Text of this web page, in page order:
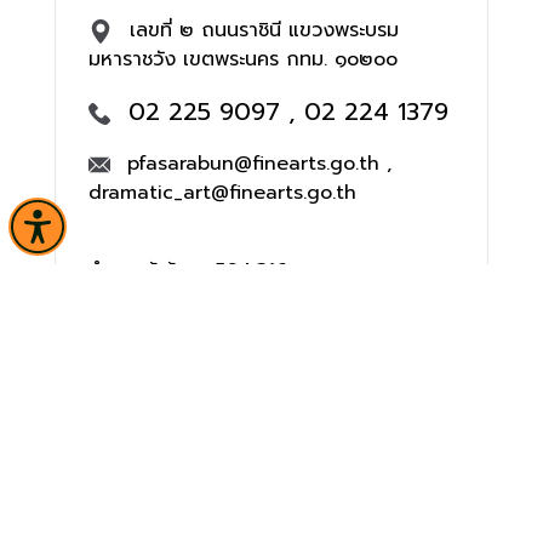
เลขที่ ๒ ถนนราชินี แขวงพระบรม
มหาราชวัง เขตพระนคร กทม. ๑๐๒๐๐
02 225 9097 , 02 224 1379
pfasarabun@finearts.go.th ,
dramatic_art@finearts.go.th
จำนวนผู้เข้าชม 504,316 คน